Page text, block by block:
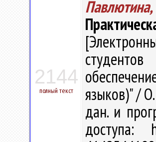
2144
полный текст
языков)" /
дан. и
доступа: